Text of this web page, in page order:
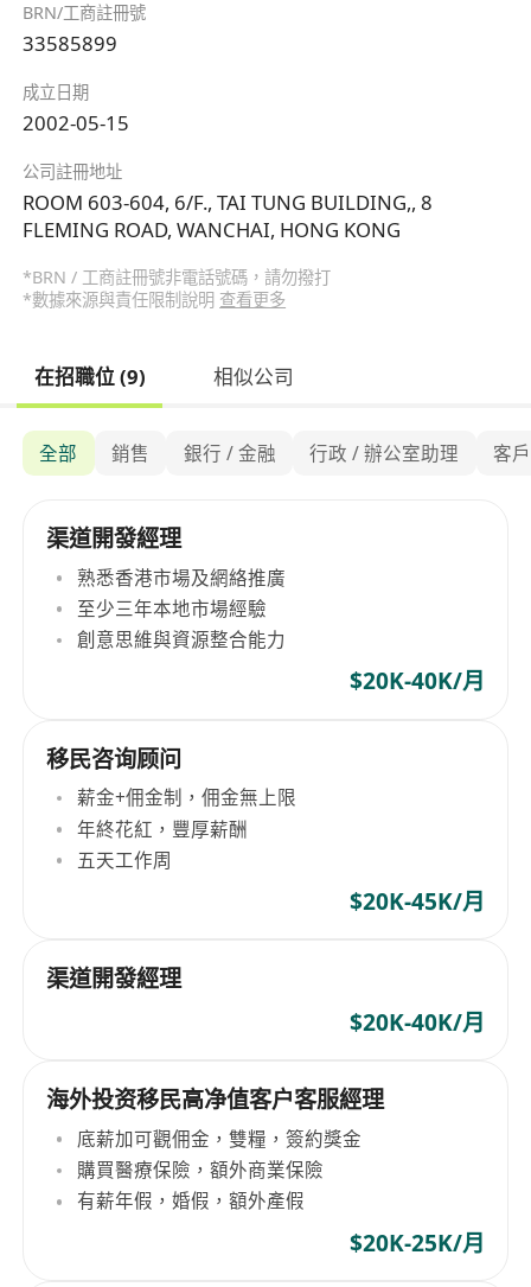
BRN/工商註冊號
33585899
成立日期
2002-05-15
公司註冊地址
ROOM 603-604, 6/F., TAI TUNG BUILDING,, 8
FLEMING ROAD, WANCHAI, HONG KONG
*BRN / 工商註冊號非電話號碼，請勿撥打
*數據來源與責任限制說明 查看更多
在招職位 (9) 相似公司
全部 銷售 銀行 / 金融 行政 / 辦公室助理 客
渠道開發經理
熟悉香港市場及網絡推廣
至少三年本地市場經驗
創意思維與資源整合能力
$20K-40K/月
移民咨询顾问
薪金+佣金制，佣金無上限
年終花紅，豐厚薪酬
五天工作周
$20K-45K/月
渠道開發經理
$20K-40K/月
海外投资移民高净值客户客服經理
底薪加可觀佣金，雙糧，簽約獎金
購買醫療保險，額外商業保險
有薪年假，婚假，額外產假
$20K-25K/月